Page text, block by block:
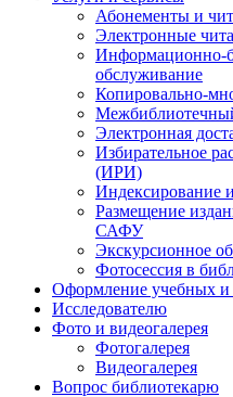
Абонементы и
Электронные
Информационно-
обслуживание
Копировально-
Электронная
Избирательное
(ИРИ)
Размещение
САФУ
Экскурсионное
Фотосессия в
Оформление учебных и
Исследователю
Фото и видеогалерея
Фотогалерея
Видеогалерея
Вопрос библиотекарю